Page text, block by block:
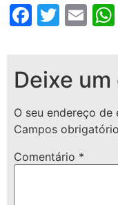
Facebook
Twitter
Deixe
O seu endereço
Campos
Comentário *